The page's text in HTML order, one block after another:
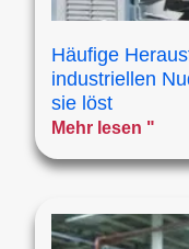
Häufige
industriellen
sie löst
Mehr lesen "